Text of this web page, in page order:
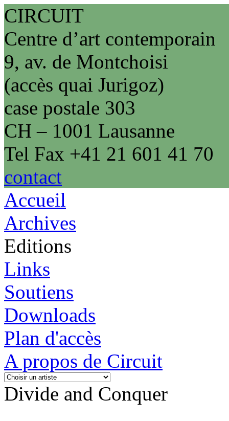
CIRCUIT
Centre d’art contemporain
9, av. de Montchoisi
(accès quai Jurigoz)
case postale 303
CH – 1001 Lausanne
Tel Fax +41 21 601 41 70
contact
Accueil
Archives
Editions
Links
Soutiens
Downloads
Plan d'accès
A propos de Circuit
Divide and Conquer